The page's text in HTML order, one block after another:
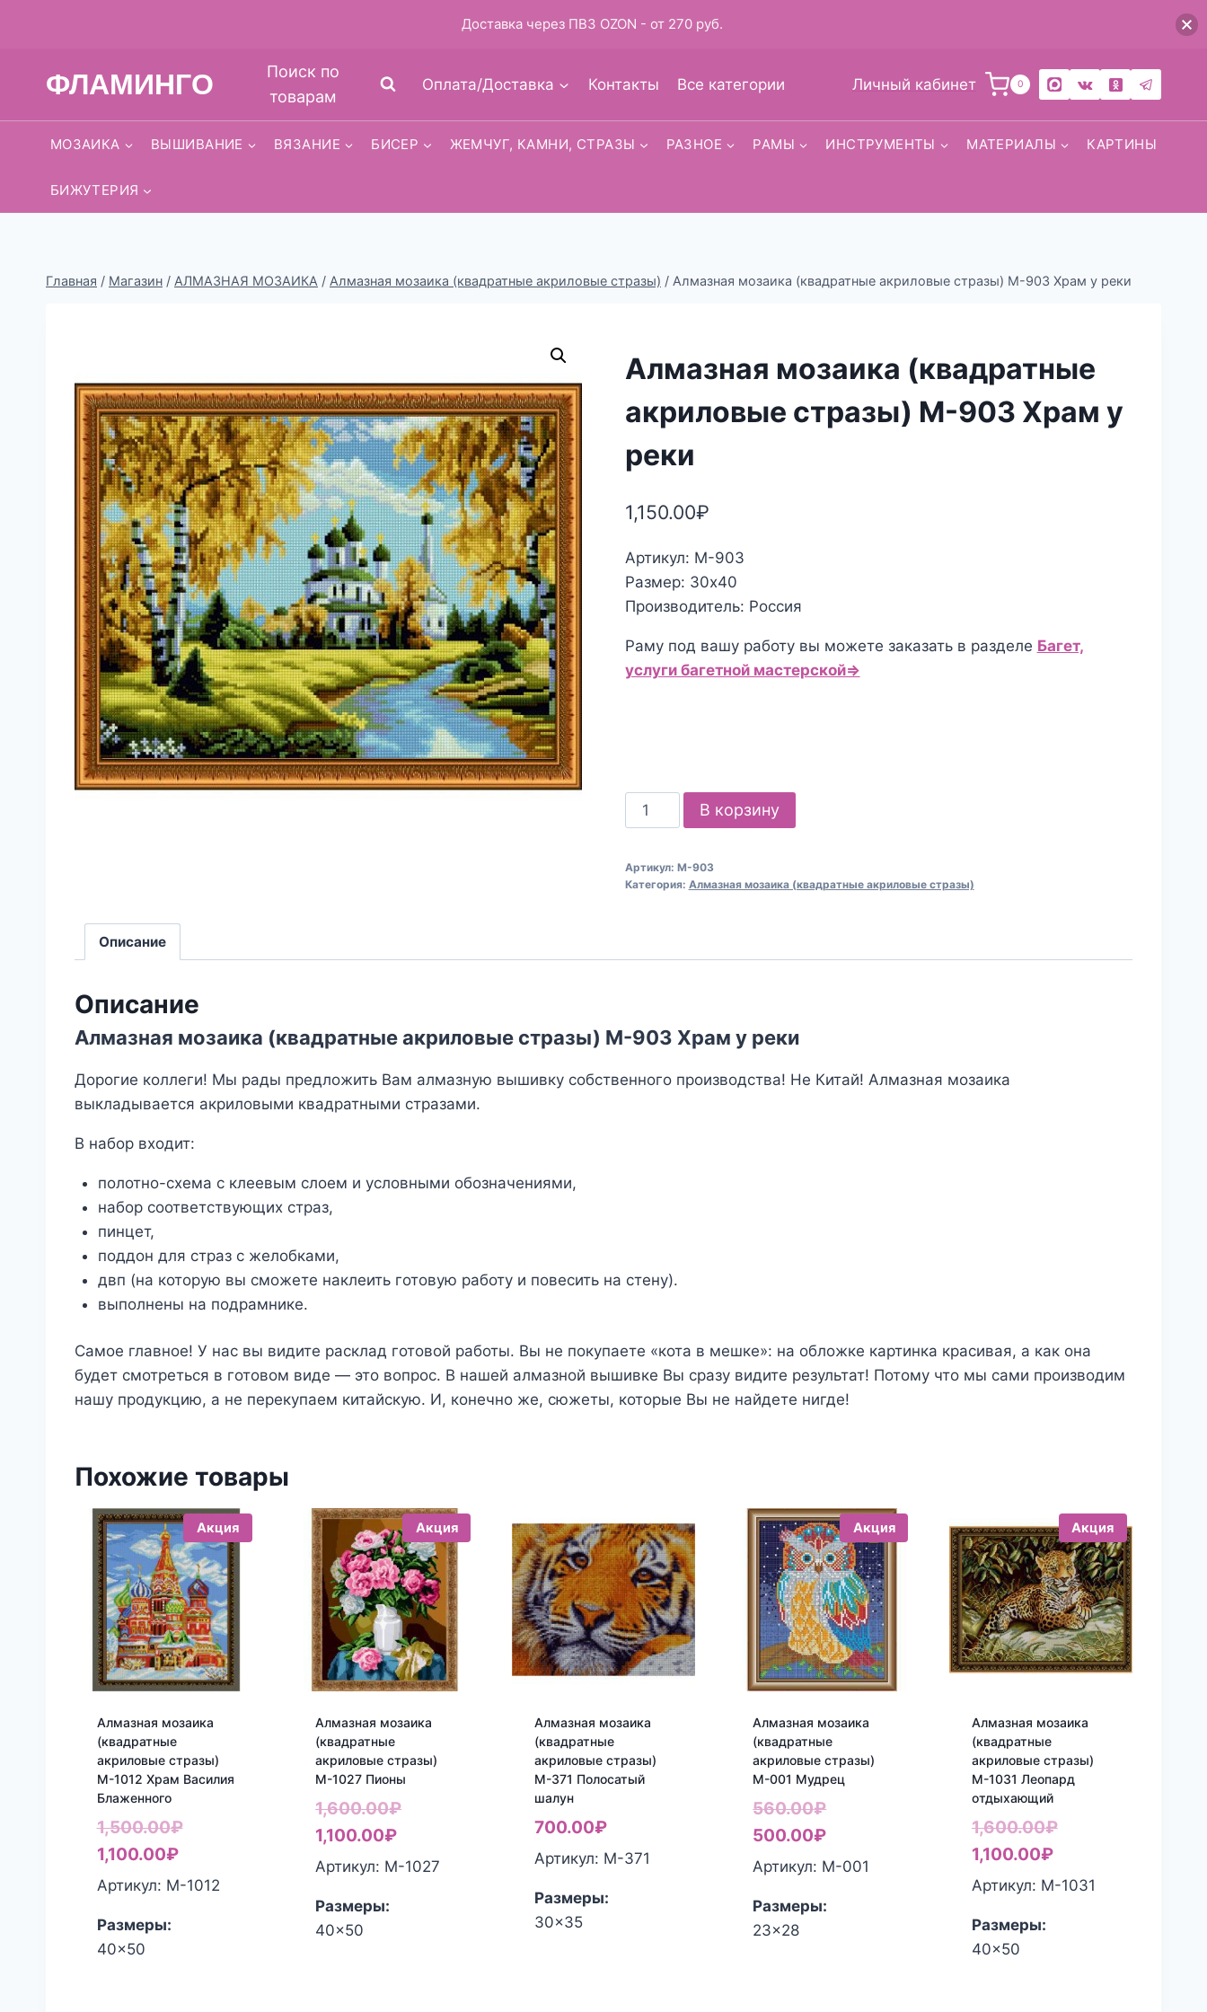
ФЛАМИНГО
Поиск по
товарам
Оплата/Доставка Контакты Все категории Личный кабинет 0
МОЗАИКА ВЫШИВАНИЕ ВЯЗАНИЕ БИСЕР ЖЕМЧУГ, КАМНИ, СТРАЗЫ РАЗНОЕ РАМЫ ИНСТРУМЕНТЫ МАТЕРИАЛЫ КАРТИНЫ
БИЖУТЕРИЯ
Главная / Магазин / АЛМАЗНАЯ МОЗАИКА / Алмазная мозаика (квадратные акриловые стразы) / Алмазная мозаика (квадратные акриловые стразы) М-903 Храм у реки
Алмазная мозаика (квадратные
акриловые стразы) М-903 Храм у
реки
1,150.00₽
Артикул: М-903
Размер: 30х40
Производитель: Россия
Раму под вашу работу вы можете заказать в разделе Багет,
услуги багетной мастерской⇒
Количество
товара
мозаика
реки
В корзину
Артикул: М-903
Категория: Алмазная мозаика (квадратные акриловые стразы)
Описание
Описание
Алмазная мозаика (квадратные акриловые стразы) М-903 Храм у реки
Дорогие коллеги! Мы рады предложить Вам алмазную вышивку собственного производства! Не Китай! Алмазная мозаика
выкладывается акриловыми квадратными стразами.
В набор входит:
полотно-схема с клеевым слоем и условными обозначениями,
набор соответствующих страз,
пинцет,
поддон для страз с желобками,
двп (на которую вы сможете наклеить готовую работу и повесить на стену).
выполнены на подрамнике.
Самое главное! У нас вы видите расклад готовой работы. Вы не покупаете «кота в мешке»: на обложке картинка красивая, а как она
будет смотреться в готовом виде — это вопрос. В нашей алмазной вышивке Вы сразу видите результат! Потому что мы сами производим
нашу продукцию, а не перекупаем китайскую. И, конечно же, сюжеты, которые Вы не найдете нигде!
Похожие товары
Акция
Алмазная мозаика
(квадратные
акриловые стразы)
М-1012 Храм Василия
Блаженного
1,500.00₽Первоначальная
составляла
1,100.00₽Текущая
цена:
Артикул: М-1012
Размеры:
40x50
Акция
Алмазная мозаика
(квадратные
акриловые стразы)
М-1027 Пионы
1,600.00₽Первоначальная
составляла
1,100.00₽Текущая
цена:
Артикул: М-1027
Размеры:
40x50
Алмазная мозаика
(квадратные
акриловые стразы)
М-371 Полосатый
шалун
700.00₽
Артикул: М-371
Размеры:
30x35
Акция
Алмазная мозаика
(квадратные
акриловые стразы)
М-001 Мудрец
560.00₽Первоначальная
цена
составляла
500.00₽Текущая
цена:
Артикул: М-001
Размеры:
23x28
Акция
Алмазная мозаика
(квадратные
акриловые стразы)
М-1031 Леопард
отдыхающий
1,600.00₽Первоначальная
составляла
1,100.00₽Текущая
цена:
Артикул: М-1031
Размеры:
40x50
Доставка через ПВЗ OZON - от 270 руб.